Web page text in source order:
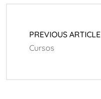
PREVIOUS ARTICLE
Cursos